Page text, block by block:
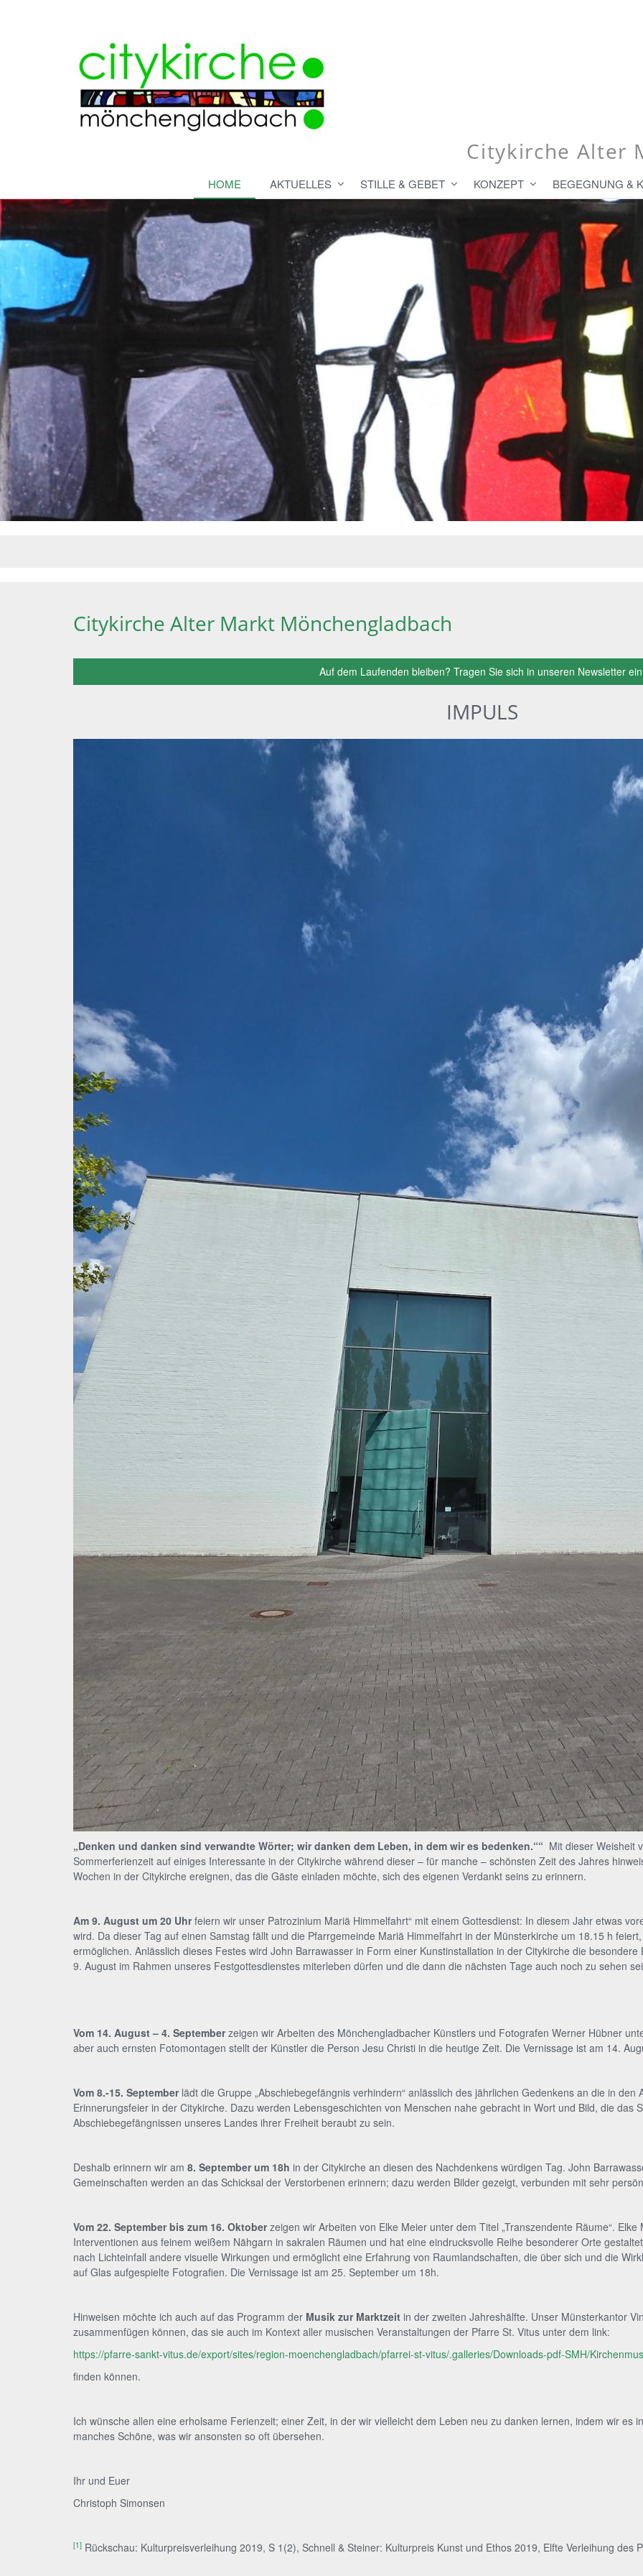
Citykirche Alter
HOME AKTUELLES STILLE & GEBET KONZEPT BEGEGNUNG &
Citykirche Alter Markt Mönchengladbach
Auf dem Laufenden bleiben? Tragen Sie sich in unseren Newsletter
IMPULS
„Denken und danken sind verwandte Wörter; wir danken dem Leben, in dem wir es bedenken.““ Mit dieser Weisheit
Sommerferienzeit auf einiges Interessante in der Citykirche während dieser – für manche – schönsten Zeit des Jahres
Wochen in der Citykirche ereignen, das die Gäste einladen möchte, sich des eigenen Verdankt seins zu erinnern.
Am 9. August um 20 Uhrfeiern wir unser Patrozinium Mariä Himmelfahrt“ mit einem Gottesdienst: In diesem Jahr etwas
wird. Da dieser Tag auf einen Samstag fällt und die Pfarrgemeinde Mariä Himmelfahrt in der Münsterkirche um 18.15 h
ermöglichen. Anlässlich dieses Festes wird John Barrawasser in Form einer Kunstinstallation in der Citykirche die
9. August im Rahmen unseres Festgottesdienstes miterleben dürfen und die dann die nächsten Tage auch noch zu sehen
Vom 14. August – 4. Septemberzeigen wir Arbeiten des Mönchengladbacher Künstlers und Fotografen Werner Hübner
aber auch ernsten Fotomontagen stellt der Künstler die Person Jesu Christi in die heutige Zeit. Die Vernissage ist am 14.
Vom 8.-15. Septemberlädt die Gruppe „Abschiebegefängnis verhindern“ anlässlich des jährlichen Gedenkens an die in den
Erinnerungsfeier in der Citykirche. Dazu werden Lebensgeschichten von Menschen nahe gebracht in Wort und Bild, die das
Abschiebegefängnissen unseres Landes ihrer Freiheit beraubt zu sein.
Deshalb erinnern wir am 8. September um 18h in der Citykirche an diesen des Nachdenkens würdigen Tag. John
Gemeinschaften werden an das Schicksal der Verstorbenen erinnern; dazu werden Bilder gezeigt, verbunden mit sehr
Vom 22. September bis zum 16. Oktoberzeigen wir Arbeiten von Elke Meier unter dem Titel „Transzendente Räume“.
Interventionen aus feinem weißem Nähgarn in sakralen Räumen und hat eine eindrucksvolle Reihe besonderer Orte
nach Lichteinfall andere visuelle Wirkungen und ermöglicht eine Erfahrung von Raumlandschaften, die über sich und die
auf Glas aufgespielte Fotografien. Die Vernissage ist am 25. September um 18h.
Hinweisen möchte ich auch auf das Programm der Musik zur Marktzeit in der zweiten Jahreshälfte. Unser Münsterkantor
zusammenfügen können, das sie auch im Kontext aller musischen Veranstaltungen der Pfarre St. Vitus unter dem link:
https://pfarre-sankt-vitus.de/export/sites/region-moenchengladbach/pfarrei-st-vitus/.galleries/Downloads-pdf-SMH/
finden können.
Ich wünsche allen eine erholsame Ferienzeit; einer Zeit, in der wir vielleicht dem Leben neu zu danken lernen, indem wir es
manches Schöne, was wir ansonsten so oft übersehen.
Ihr und Euer
Christoph Simonsen
[1] Rückschau: Kulturpreisverleihung 2019, S 1(2), Schnell & Steiner: Kulturpreis Kunst und Ethos 2019, Elfte Verleihung des